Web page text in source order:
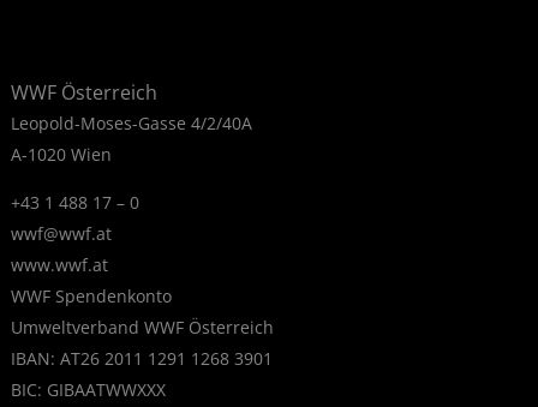
WWF Österreich
Leopold-Moses-Gasse 4/2/40A
A-1020 Wien
+43 1 488 17 – 0
wwf@wwf.at
www.wwf.at
WWF Spendenkonto
Umweltverband WWF Österreich
IBAN: AT26 2011 1291 1268 3901
BIC: GIBAATWWXXX